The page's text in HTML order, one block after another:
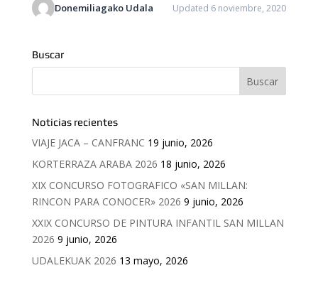
Donemiliagako Udala Updated 6 noviembre, 2020
Buscar
Noticias recientes
VIAJE JACA – CANFRANC 19 junio, 2026
KORTERRAZA ARABA 2026 18 junio, 2026
XIX CONCURSO FOTOGRAFICO «SAN MILLAN:
RINCON PARA CONOCER» 2026 9 junio, 2026
XXIX CONCURSO DE PINTURA INFANTIL SAN MILLAN
2026 9 junio, 2026
UDALEKUAK 2026 13 mayo, 2026